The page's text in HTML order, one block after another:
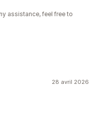
assistance, feel free to
28 avril 2026